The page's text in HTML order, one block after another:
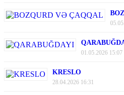
01.05.2026 15:07
KRESLO
28.04.2026 16:31